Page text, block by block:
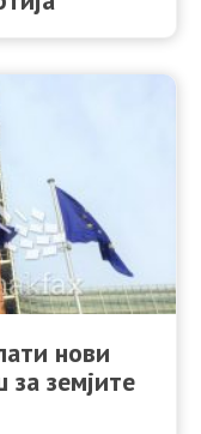
нови
земјите